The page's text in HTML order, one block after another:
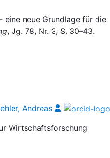
eine neue Grundlage für die
, Jg. 78, Nr. 3, S. 30–43.
Andreas
Wirtschaftsforschung